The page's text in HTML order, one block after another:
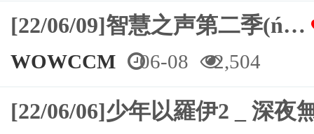
[22/06/09]智慧之声第二季(ń…
WOWCCM 06-08 2,504
[22/06/06]少年以羅伊2 _ 深